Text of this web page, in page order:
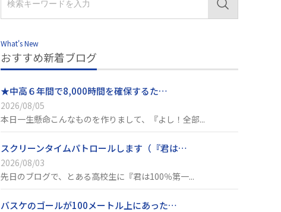
What's New
おすすめ新着ブログ
★中高６年間で8,000時間を確保するた…
2026/08/05
本日一生懸命こんなものを作りまして、『よし！全部...
スクリーンタイムパトロールします（『君は…
2026/08/03
先日のブログで、とある高校生に『君は100％第一...
バスケのゴールが100メートル上にあった…